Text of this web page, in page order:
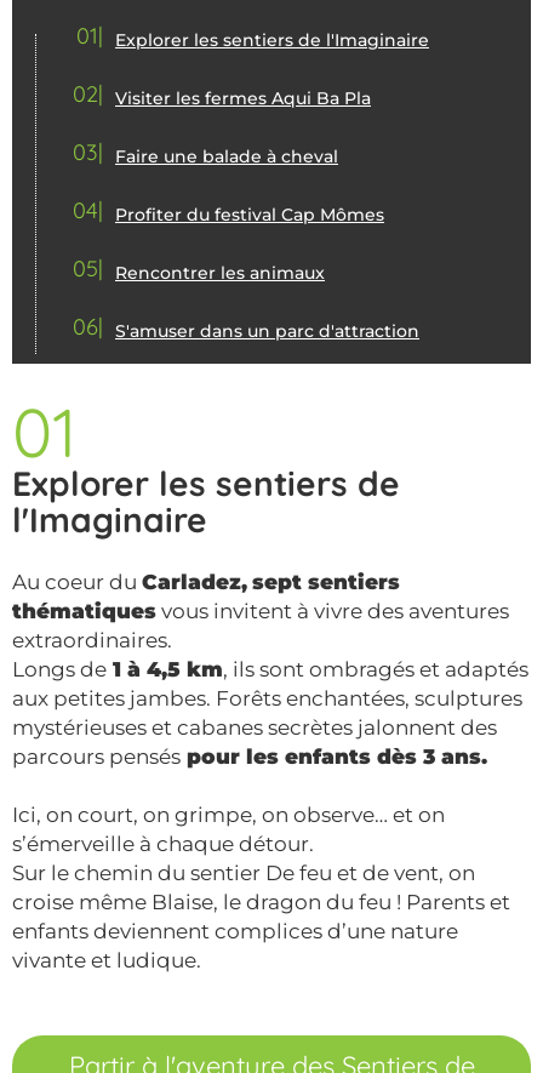
01 Explorer les sentiers de l'Imaginaire
02 Visiter les fermes Aqui Ba Pla
03 Faire une balade à cheval
04 Profiter du festival Cap Mômes
05 Rencontrer les animaux
06 S'amuser dans un parc d'attraction
01
Explorer les sentiers de
l'Imaginaire
Au coeur du Carladez, sept sentiers
thématiques vous invitent à vivre des aventures
extraordinaires.
Longs de 1 à 4,5 km, ils sont ombragés et adaptés
aux petites jambes. Forêts enchantées, sculptures
mystérieuses et cabanes secrètes jalonnent des
parcours pensés pour les enfants dès 3 ans.
Ici, on court, on grimpe, on observe… et on
s’émerveille à chaque détour.
Sur le chemin du sentier De feu et de vent, on
croise même Blaise, le dragon du feu ! Parents et
enfants deviennent complices d’une nature
vivante et ludique.
Partir à l'aventure des Sentiers de